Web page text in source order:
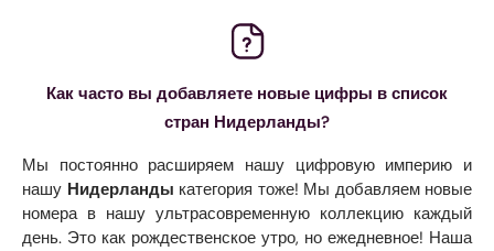
Как часто вы добавляете новые цифры в список
стран Нидерланды?
Мы постоянно расширяем нашу цифровую империю и
нашу Нидерланды категория тоже! Мы добавляем новые
номера в нашу ультрасовременную коллекцию каждый
день. Это как рождественское утро, но ежедневное! Наша